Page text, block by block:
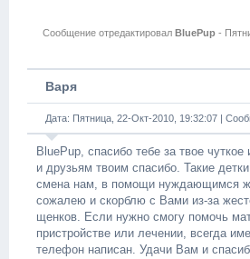
Сообщение отредактировал BluePup -
Варя
Дата: Пятница, 22-Окт-2010, 19:32:07 |
BluePup, спасибо тебе за твое
и друзьям твоим спасибо. Такие
смена нам, в помощи нуждающимся
сожалею и скорблю с Вами из-за
щенков. Если нужно смогу помочь
пристройстве или лечении, всегда
телефон написан. Удачи Вам и